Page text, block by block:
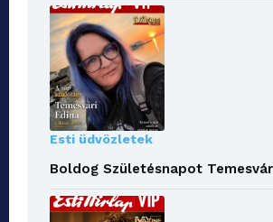
Esti üdvözletek
Boldog Születésnapot